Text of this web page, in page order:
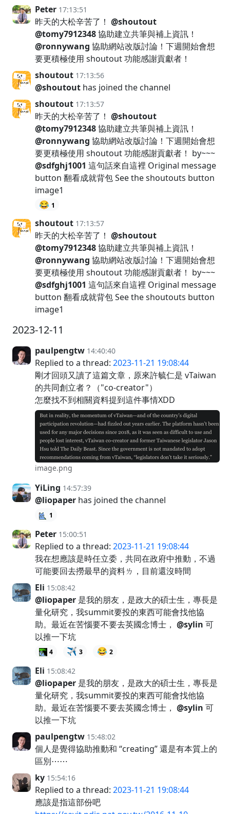
Peter 17:13:51
昨天的大松辛苦了！ @shoutout
@tomy7912348協助建立共筆與補上資訊！
@ronnywang 協助網站改版討論！下週開始會想
要更積極使用 shoutout 功能感謝貢獻者！
shoutout 17:13:56
@shoutout has joined the channel
shoutout 17:13:57
昨天的大松辛苦了！ @shoutout
@tomy7912348協助建立共筆與補上資訊！
@ronnywang 協助網站改版討論！下週開始會想
要更積極使用 shoutout 功能感謝貢獻者！ by~~~
@sdfghj1001 這句話來自這裡 Original message
button 翻看成就背包 See the shoutouts button
image1
😂 1
shoutout 17:13:57
昨天的大松辛苦了！ @shoutout
@tomy7912348協助建立共筆與補上資訊！
@ronnywang 協助網站改版討論！下週開始會想
要更積極使用 shoutout 功能感謝貢獻者！ by~~~
@sdfghj1001 這句話來自這裡 Original message
button 翻看成就背包 See the shoutouts button
image1
2023-12-11
paulpengtw 14:40:40
Replied to a thread: 2023-11-21 19:08:44
剛才回頭又讀了這篇文章，原來許毓仁是 vTaiwan
的共同創立者？（"co-creator"）
怎麼找不到相關資料提到這件事情XDD
image.png
YiLing 14:57:39
@liopaper has joined the channel
1
Peter 15:00:51
Replied to a thread: 2023-11-21 19:08:44
我在想應該是時任立委，共同在政府中推動，不過
可能要回去撈最早的資料ㄌ，目前還沒時間
Eli 15:08:42
@liopaper 是我的朋友，是政大的碩士生，專長是
量化研究，我summit要投的東西可能會找他協
助。最近在苦惱要不要去英國念博士， @sylin 可
以推一下坑
4 ✈️ 3 😂 2
Eli 15:08:42
@liopaper 是我的朋友，是政大的碩士生，專長是
量化研究，我summit要投的東西可能會找他協
助。最近在苦惱要不要去英國念博士， @sylin 可
以推一下坑
paulpengtw 15:48:02
個人是覺得協助推動和 “creating” 還是有本質上的
區別⋯⋯
ky 15:54:16
Replied to a thread: 2023-11-21 19:08:44
應該是指這部份吧